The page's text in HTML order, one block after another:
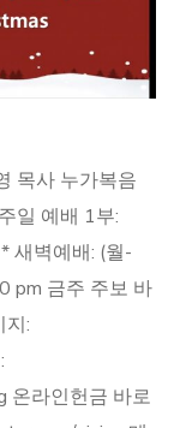
목사 누가복음
일 예배 1부:
새벽예배: (월-
pm 금주 주보 바
:
온라인헌금 바로